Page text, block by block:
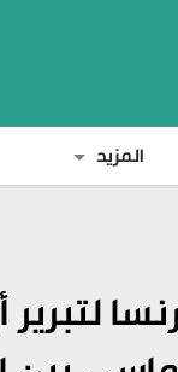
المزيد
لتبرير